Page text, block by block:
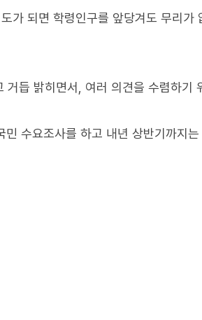
가 되면 학령인구를 앞당겨도 무리가
거듭 밝히면서, 여러 의견을 수렴하기
수요조사를 하고 내년 상반기까지는